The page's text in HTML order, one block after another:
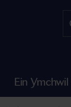
Ein Ymchwil